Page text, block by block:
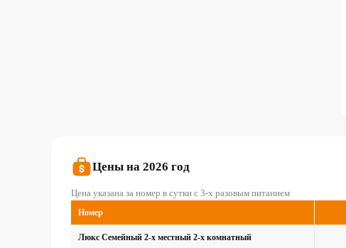
Цены на 2026 год
Цена указана за номер в сутки с 3-х разовым питанием
Номер
Люкс Семейный 2-х местный 2-х комнатный